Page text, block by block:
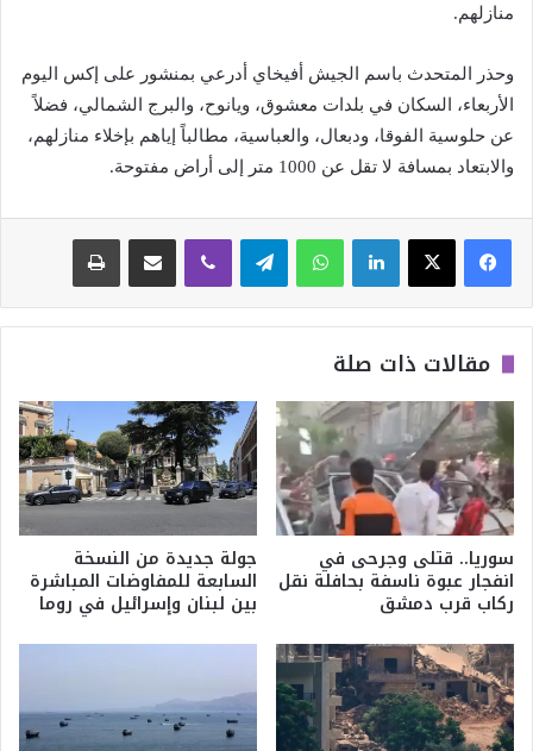
منازلهم.
وحذر المتحدث باسم الجيش أفيخاي أدرعي بمنشور على إكس اليوم
الأربعاء، السكان في بلدات معشوق، ويانوح، والبرج الشمالي، فضلاً
عن حلوسية الفوقا، ودبعال، والعباسية، مطالباً إياهم بإخلاء منازلهم،
والابتعاد بمسافة لا تقل عن 1000 متر إلى أراض مفتوحة.
لينكدإن واتساب تيلقرام
مقالات ذات صلة
سوريا.. قتلى وجرحى في
انفجار عبوة ناسفة بحافلة نقل
ركاب قرب دمشق
جولة جديدة من النسخة
السابعة للمفاوضات المباشرة
بين لبنان وإسرائيل في روما